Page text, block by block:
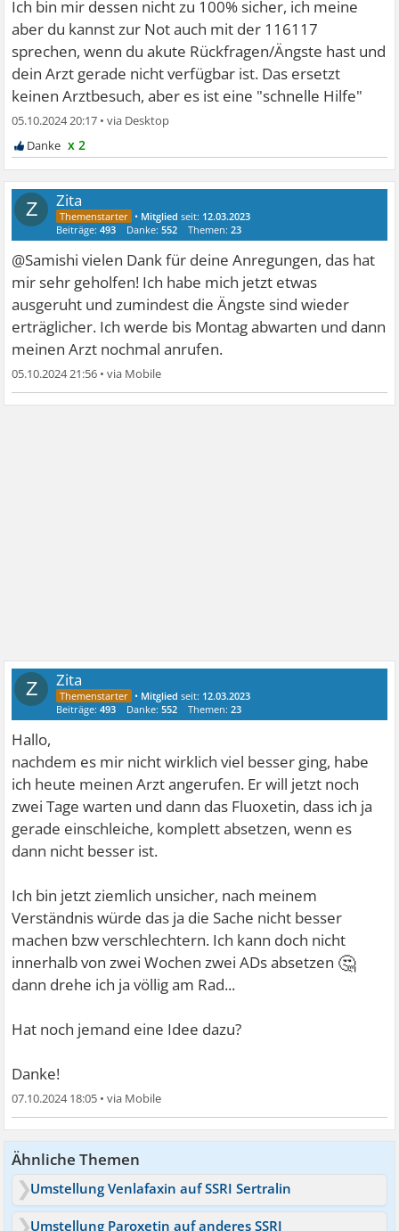
Ich bin mir dessen nicht zu 100% sicher, ich meine
aber du kannst zur Not auch mit der 116117
sprechen, wenn du akute Rückfragen/Ängste hast und
dein Arzt gerade nicht verfügbar ist. Das ersetzt
keinen Arztbesuch, aber es ist eine "schnelle Hilfe"
05.10.2024 20:17 •
x 2
Z Zita
• Mitglied seit: 12.03.2023
Beiträge:493 Danke:552 Themen:23
@Samishi vielen Dank für deine Anregungen, das hat
mir sehr geholfen! Ich habe mich jetzt etwas
ausgeruht und zumindest die Ängste sind wieder
erträglicher. Ich werde bis Montag abwarten und dann
meinen Arzt nochmal anrufen.
05.10.2024 21:56 •
Z Zita
• Mitglied seit: 12.03.2023
Beiträge:493 Danke:552 Themen:23
Hallo,
nachdem es mir nicht wirklich viel besser ging, habe
ich heute meinen Arzt angerufen. Er will jetzt noch
zwei Tage warten und dann das Fluoxetin, dass ich ja
gerade einschleiche, komplett absetzen, wenn es
dann nicht besser ist.
Ich bin jetzt ziemlich unsicher, nach meinem
Verständnis würde das ja die Sache nicht besser
machen bzw verschlechtern. Ich kann doch nicht
innerhalb von zwei Wochen zwei ADs absetzen 🤔
dann drehe ich ja völlig am Rad...
Hat noch jemand eine Idee dazu?
Danke!
07.10.2024 18:05 •
Ähnliche Themen
Umstellung Venlafaxin auf SSRI Sertralin
Umstellung Paroxetin auf anderes SSRI